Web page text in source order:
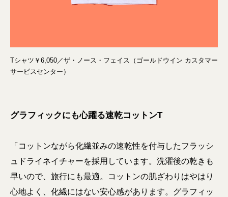
Tシャツ￥6,050／ザ・ノース・フェイス（ゴールドウイン カスタマー
サービスセンター）
グラフィックにも心躍る速乾コットンT
「コットンながら化繊並みの速乾性を付与したフラッシ
ュドライネイチャーを採用しています。洗濯後の乾きも
早いので、旅行にも最適。コットンの肌ざわりはやはり
心地よく、化繊にはない安心感があります。グラフィッ